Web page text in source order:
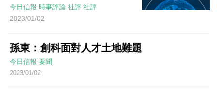
今日信報 時事評論 社評 社評
2023/01/02
孫東：創科面對人才土地難題
今日信報 要聞
2023/01/02